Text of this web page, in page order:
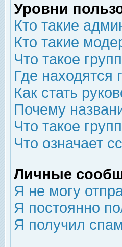
Уровни
Кто такие
Кто такие
Что такое
Где находятся
Как стать
Почему
Что такое
Что означает
Личные
Я не могу
Я постоянно
Я получил